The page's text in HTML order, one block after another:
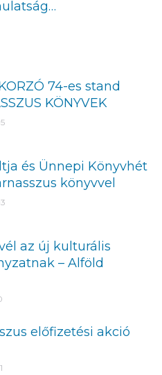
74-es stand
KÖNYVEK
és Ünnepi Könyvhét
könyvvel
az új kulturális
– Alföld
előfizetési akció